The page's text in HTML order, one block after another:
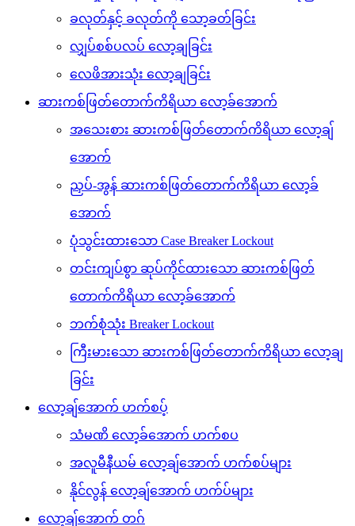
ခလုတ်နှင့် ခလုတ်ကို သော့ခတ်ခြင်း
လျှပ်စစ်ပလပ် လော့ချခြင်း
လေဖိအားသုံး လော့ချခြင်း
ဆားကစ်ဖြတ်တောက်ကိရိယာ လော့ခ်အောက်
အသေးစား ဆားကစ်ဖြတ်တောက်ကိရိယာ လော့ချ်
အောက်
ညှပ်-အွန် ဆားကစ်ဖြတ်တောက်ကိရိယာ လော့ခ်
အောက်
ပုံသွင်းထားသော Case Breaker Lockout
တင်းကျပ်စွာ ဆုပ်ကိုင်ထားသော ဆားကစ်ဖြတ်
တောက်ကိရိယာ လော့ခ်အောက်
ဘက်စုံသုံး Breaker Lockout
ကြီးမားသော ဆားကစ်ဖြတ်တောက်ကိရိယာ လော့ချ
ခြင်း
လော့ချ်အောက် ဟက်စပ့်
သံမဏိ လော့ခ်အောက် ဟက်စပ
အလူမီနီယမ် လော့ချ်အောက် ဟက်စပ်များ
နိုင်လွန် လော့ချ်အောက် ဟက်ပ်များ
လော့ချ်အောက် တဂ်